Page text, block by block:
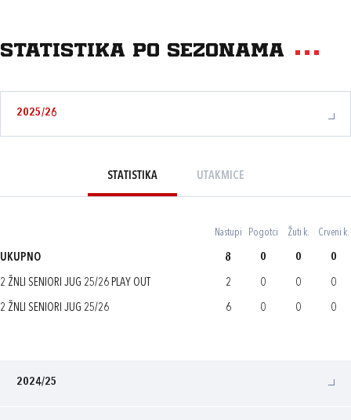
Statistika po sezonama
2025/26
STATISTIKA UTAKMICE
Nastupi Pogotci Žuti k. Crveni k.
UKUPNO 8 0 0 0
2 ŽNLI SENIORI JUG 25/26 PLAY OUT 2 0 0 0
2 ŽNLI SENIORI JUG 25/26 6 0 0 0
2024/25